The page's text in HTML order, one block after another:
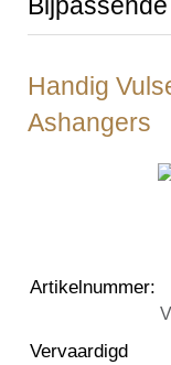
Handig
Ashangers
Artikelnummer:
Vervaardigd